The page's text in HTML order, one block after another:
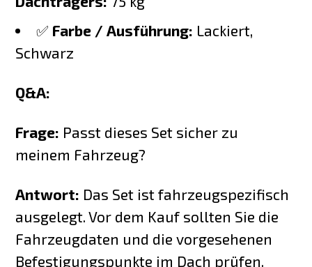
✅ Farbe / Ausführung: Lackiert,
Schwarz
Q&A:
Frage: Passt dieses Set sicher zu
meinem Fahrzeug?
Antwort: Das Set ist fahrzeugspezifisch
ausgelegt. Vor dem Kauf sollten Sie die
Fahrzeugdaten und die vorgesehenen
Befestigungspunkte im Dach prüfen.